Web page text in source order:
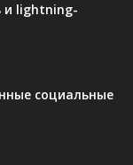
и lightning-
социальные